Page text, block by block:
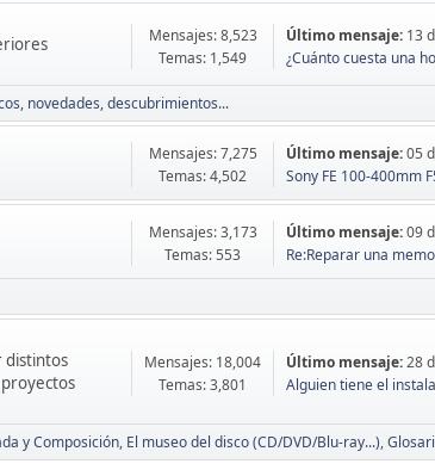
Mensajes: 8,523
Temas: 1,549
Último mensaje: 13
¿Cuánto cuesta una
novedades, descubrimientos...
Mensajes: 7,275
Temas: 4,502
Último mensaje:05
Sony FE 100-400mm
Mensajes: 3,173
Temas: 553
Último mensaje:09
Re:Reparar una
distintos
proyectos
Mensajes: 18,004
Temas: 3,801
Último mensaje:28
Alguien tiene el
y Composición El museo del disco (CD/DVD/Blu-ray...)